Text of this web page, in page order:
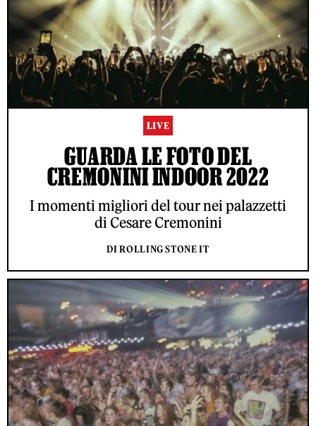
LIVE
GUARDA LE FOTO DEL
CREMONINI INDOOR 2022
I momenti migliori del tour nei palazzetti
di Cesare Cremonini
DI ROLLING STONE IT